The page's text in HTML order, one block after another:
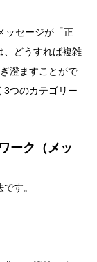
ッセージが「正
、どうすれば複雑
澄ますことがで
3つのカテゴリー
ーク（メッ
す。